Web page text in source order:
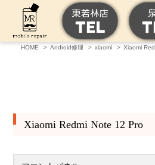
HOME Android修理 xiaomi Xiaomi
Xiaomi Redmi Note 12 Pro